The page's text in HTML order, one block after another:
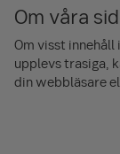
Om våra
Om visst
upplevs trasiga,
din webbläsare